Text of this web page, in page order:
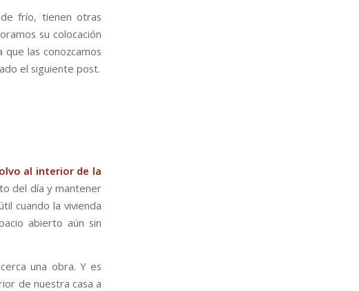
frío, tienen otras
su colocación
que las conozcamos
el siguiente post.
al interior de la
del día y mantener
cuando la vivienda
abierto aún sin
una obra. Y es
de nuestra casa a